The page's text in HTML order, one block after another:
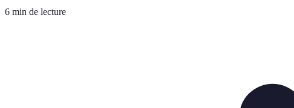
6 min de lecture